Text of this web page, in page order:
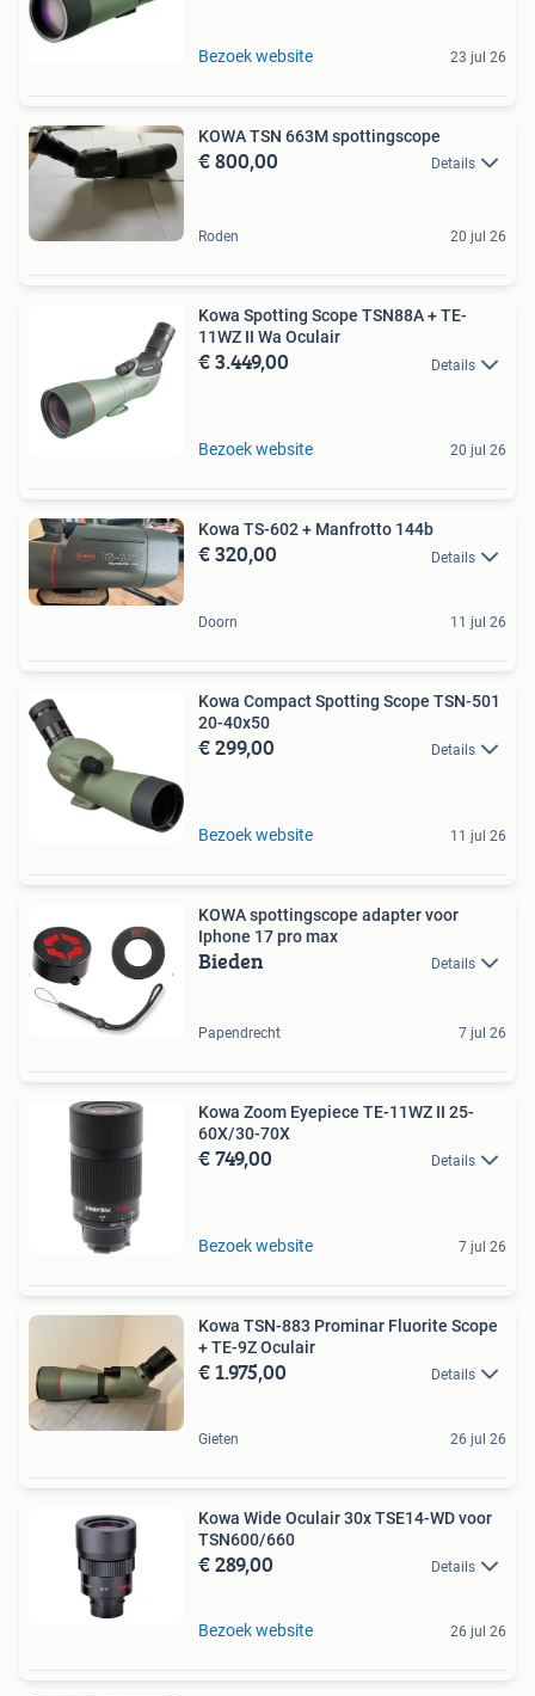
Bezoek website 23 jul 26
KOWA TSN 663M spottingscope
€ 800,00 Details
Roden 20 jul 26
Kowa Spotting Scope TSN88A + TE-
11WZ II Wa Oculair
€ 3.449,00 Details
Bezoek website 20 jul 26
Kowa TS-602 + Manfrotto 144b
€ 320,00 Details
Doorn 11 jul 26
Kowa Compact Spotting Scope TSN-501
20-40x50
€ 299,00 Details
Bezoek website 11 jul 26
KOWA spottingscope adapter voor
Iphone 17 pro max
Bieden Details
Papendrecht 7 jul 26
Kowa Zoom Eyepiece TE-11WZ II 25-
60X/30-70X
€ 749,00 Details
Bezoek website 7 jul 26
Kowa TSN-883 Prominar Fluorite Scope
+ TE-9Z Oculair
€ 1.975,00 Details
Gieten 26 jul 26
Kowa Wide Oculair 30x TSE14-WD voor
TSN600/660
€ 289,00 Details
Bezoek website 26 jul 26